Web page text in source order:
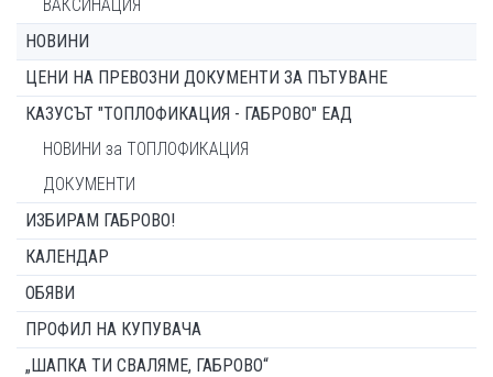
ВАКСИНАЦИЯ
НОВИНИ
ЦЕНИ НА ПРЕВОЗНИ ДОКУМЕНТИ ЗА ПЪТУВАНЕ
КАЗУСЪТ "ТОПЛОФИКАЦИЯ - ГАБРОВО" ЕАД
НОВИНИ за ТОПЛОФИКАЦИЯ
ДОКУМЕНТИ
ИЗБИРАМ ГАБРОВО!
КАЛЕНДАР
ОБЯВИ
ПРОФИЛ НА КУПУВАЧА
„ШАПКА ТИ СВАЛЯМЕ, ГАБРОВО“